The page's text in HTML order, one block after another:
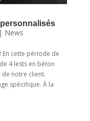
News
En cette période de
4 lests en béton
notre client.
spécifique. À la